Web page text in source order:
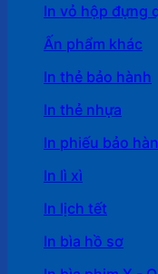
In vỏ hộp đựng
Ấn phẩm khác
In thẻ bảo hành
In thẻ nhựa
In phiếu bảo
In lì xì
In lịch tết
In bìa hồ sơ